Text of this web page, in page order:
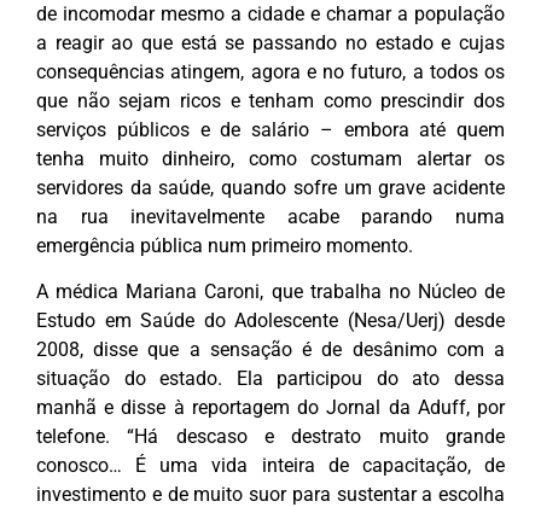
de incomodar mesmo a cidade e chamar a população
a reagir ao que está se passando no estado e cujas
consequências atingem, agora e no futuro, a todos os
que não sejam ricos e tenham como prescindir dos
serviços públicos e de salário – embora até quem
tenha muito dinheiro, como costumam alertar os
servidores da saúde, quando sofre um grave acidente
na rua inevitavelmente acabe parando numa
emergência pública num primeiro momento.
A médica Mariana Caroni, que trabalha no Núcleo de
Estudo em Saúde do Adolescente (Nesa/Uerj) desde
2008, disse que a sensação é de desânimo com a
situação do estado. Ela participou do ato dessa
manhã e disse à reportagem do Jornal da Aduff, por
telefone. “Há descaso e destrato muito grande
conosco… É uma vida inteira de capacitação, de
investimento e de muito suor para sustentar a escolha